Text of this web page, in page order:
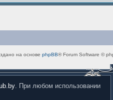
на основе phpBB® Forum Software ©
. При любом использовании